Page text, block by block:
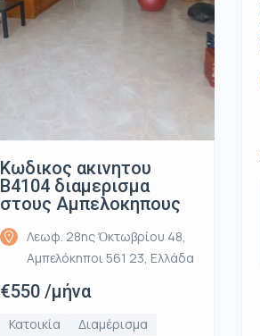
Κωδικος ακινητου
Β4104 διαμερισμα
στους Αμπελοκηπους
Λεωφ. 28ης Ὀκτωβρίου 48,
Αμπελόκηποι 561 23, Ελλάδα
€550 /μήνα
Κατοικία
Διαμέρισμα